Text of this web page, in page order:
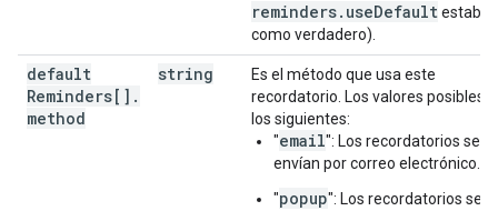
reminders. useDefault
como verdadero).
default
Reminders[] .
method
string
Es el método que usa este
recordatorio. Los valores posibles
los siguientes:
"email": Los recordatorios se
envían por correo electrónico.
"popup": Los recordatorios se